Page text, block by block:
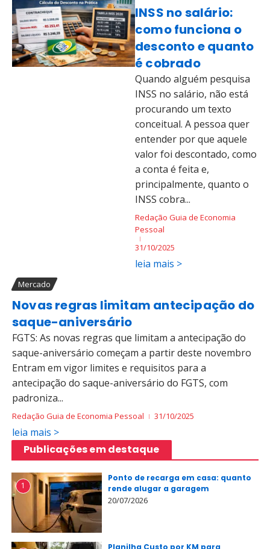
INSS no salário:
como funciona o
desconto e quanto
é cobrado
Quando alguém pesquisa
INSS no salário, não está
procurando um texto
conceitual. A pessoa quer
entender por que aquele
valor foi descontado, como
a conta é feita e,
principalmente, quanto o
INSS cobra...
Redação Guia de Economia
Pessoal
31/10/2025
leia mais >
Mercado
Novas regras limitam antecipação do
saque-aniversário
FGTS: As novas regras que limitam a antecipação do
saque-aniversário começam a partir deste novembro
Entram em vigor limites e requisitos para a
antecipação do saque-aniversário do FGTS, com
padroniza...
Redação Guia de Economia Pessoal 31/10/2025
leia mais >
Publicações em destaque
1
Ponto de recarga em casa: quanto
rende alugar a garagem
20/07/2026
Planilha Custo por KM para